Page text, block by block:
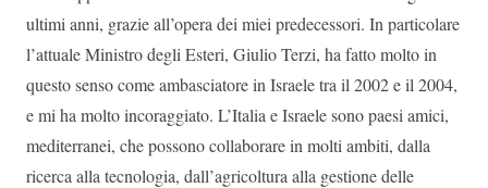
ultimi anni, grazie all’opera dei miei predecessori. In particolare
l’attuale Ministro degli Esteri, Giulio Terzi, ha fatto molto in
questo senso come ambasciatore in Israele tra il 2002 e il 2004,
e mi ha molto incoraggiato. L’Italia e Israele sono paesi amici,
mediterranei, che possono collaborare in molti ambiti, dalla
ricerca alla tecnologia, dall’agricoltura alla gestione delle